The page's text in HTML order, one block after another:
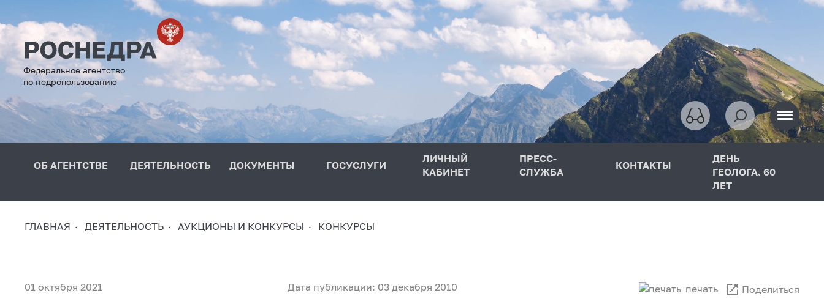
Федеральное агентство
по недропользованию
ОБ АГЕНТСТВЕ ДЕЯТЕЛЬНОСТЬ ДОКУМЕНТЫ ГОСУСЛУГИ
ЛИЧНЫЙ
КАБИНЕТ
ПРЕСС-
СЛУЖБА
КОНТАКТЫ
ДЕНЬ
ГЕОЛОГА. 60
ЛЕТ
ГЛАВНАЯ ДЕЯТЕЛЬНОСТЬ АУКЦИОНЫ И КОНКУРСЫ КОНКУРСЫ
01 октября 2021
Дата публикации: 03 декабря 2010 печать Поделиться